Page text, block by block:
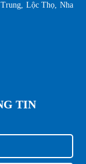
Lộc Thọ, Nha
TIN